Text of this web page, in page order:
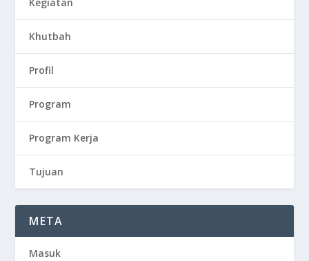
Kegiatan
Khutbah
Profil
Program
Program Kerja
Tujuan
META
Masuk